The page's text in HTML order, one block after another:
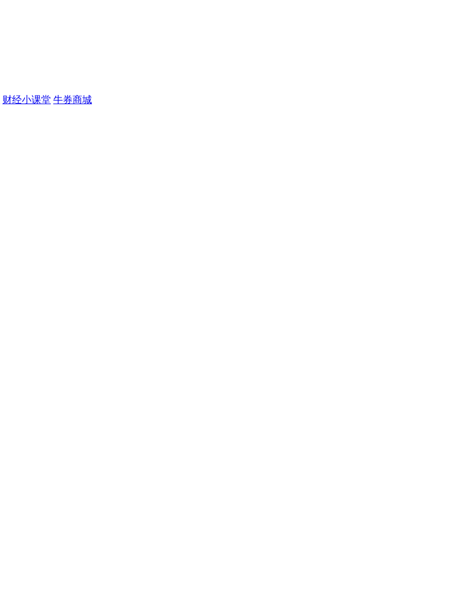
财经小课堂 牛券商城